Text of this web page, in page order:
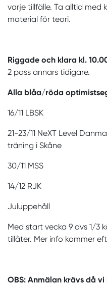
varje tillfälle. Ta alltid med
material för teori.
Riggade och klara kl.
2 pass annars tidigare.
Alla blåa/röda
16/11 LBSK
21-23/11 NeXT Level
träning i Skåne
30/11 MSS
14/12 RJK
Juluppehåll
Med start vecka 9 dvs 1/3
tillåter. Mer info kommer
OBS: Anmälan krävs då